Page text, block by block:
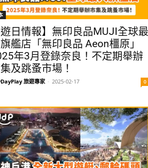
遊日情報】無印良品MUJI全球最
艦店「無印良品 Aeon橿原」
年3月登錄奈良！不定期舉辦
及跳蚤市場！
旅遊專家 - 2025-02-17 0